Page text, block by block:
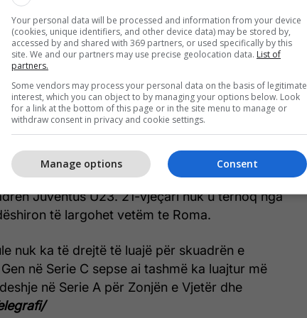
detajon se si pati një takim mes Soule dhe
ku ata e bënë të qartë se lojtari duhej
një ofertë të klubit nga Liga Premier ose do të
Juventus U23. 21-vjeçari nuk u tërhoq nga
të largohet vetëm te Roma.
nuk ka të drejtë të luajë për skuadrën e
në Serie C sepse ai tashmë ka luajtur më
në Serie A për Zonjën e Vjetër dhe
Your personal data will be processed and information from your device
(cookies, unique identifiers, and other device data) may be stored by,
accessed by and shared with 369 partners, or used specifically by this
site. We and our partners may use precise geolocation data. List of
partners.
Some vendors may process your personal data on the basis of legitimate
interest, which you can object to by managing your options below. Look
for a link at the bottom of this page or in the site menu to manage or
withdraw consent in privacy and cookie settings.
Consent
Manage options